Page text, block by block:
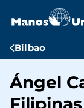
contenido
Ruta
Bilbao
Ángel
Filipinas